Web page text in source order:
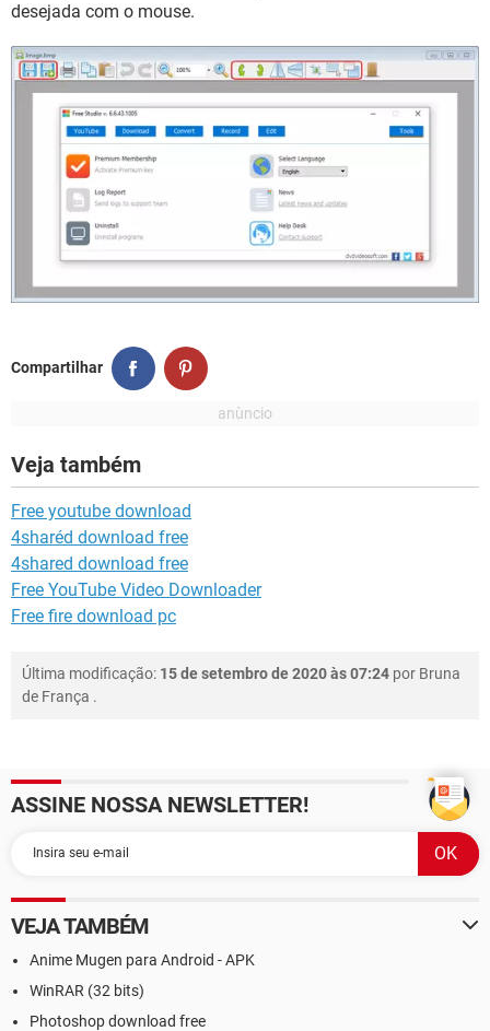
desejada com o mouse.
Compartilhar
Veja também
Free youtube download
4sharéd download free
4shared download free
Free YouTube Video Downloader
Free fire download pc
Última modificação: 15 de setembro de 2020 às 07:24 por Bruna
de França .
ASSINE NOSSA NEWSLETTER!
VEJA TAMBÉM
Anime Mugen para Android - APK
WinRAR (32 bits)
Photoshop download free